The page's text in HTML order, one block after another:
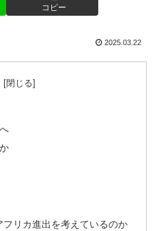
コピー
2025.03.22
リカ進出を考えているのか